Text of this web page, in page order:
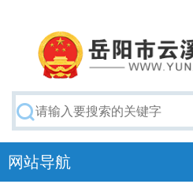
网站导航